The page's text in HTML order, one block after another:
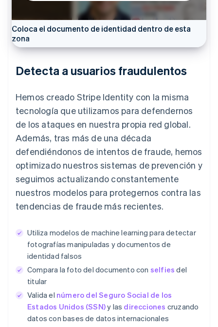
Coloca el documento de identidad dentro de esta
zona
Detecta a usuarios fraudulentos
Hemos creado Stripe Identity con la misma
tecnología que utilizamos para defendernos
de los ataques en nuestra propia red global.
Además, tras más de una década
defendiéndonos de intentos de fraude, hemos
optimizado nuestros sistemas de prevención y
seguimos actualizando constantemente
nuestros modelos para protegernos contra las
tendencias de fraude más recientes.
Utiliza modelos de machine learning para detectar
fotografías manipuladas y documentos de
identidad falsos
Compara la foto del documento con selfies del
titular
Valida el número del Seguro Social de los
Estados Unidos (SSN)y las direcciones cruzando
datos con bases de datos internacionales